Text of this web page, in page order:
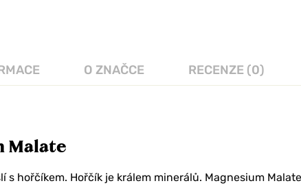
O ZNAČCE RECENZE (0)
Malate
s hořčíkem. Hořčík je králem minerálů. Magnesium